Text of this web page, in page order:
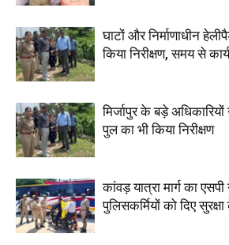
घाटों और निर्माणाधीन
किया निरीक्षण, समय से
मिर्जापुर के बड़े
पुल का भी किया निरीक्षण
कांवड़ यात्रा मार्ग का एसपी
पुलिसकर्मियों को दिए